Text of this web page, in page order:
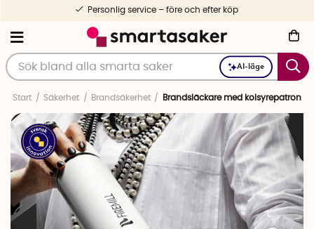
AI-läge
Personlig service – före och efter köp
Start Säkerhet Brandsäkerhet Brandsläckare med kolsyrepatron